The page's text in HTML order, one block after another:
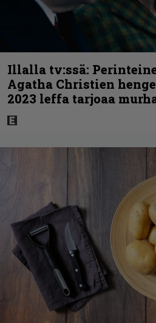
Illalla tv:ssä:
Agatha Christien
2023 leffa tarjoaa